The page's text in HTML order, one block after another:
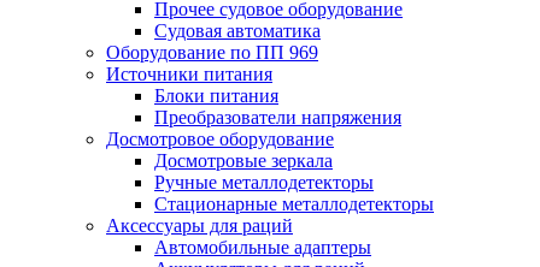
Прочее судовое оборудование
Судовая автоматика
Оборудование по ПП 969
Источники питания
Блоки питания
Преобразователи напряжения
Досмотровое оборудование
Досмотровые зеркала
Ручные металлодетекторы
Стационарные металлодетекторы
Аксессуары для раций
Автомобильные адаптеры